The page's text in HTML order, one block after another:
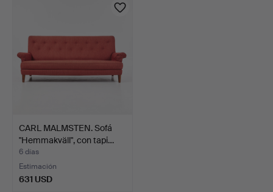
CARL MALMSTEN. Sofá
"Hemmakväll", con tapi…
6 días
Estimación
631 USD